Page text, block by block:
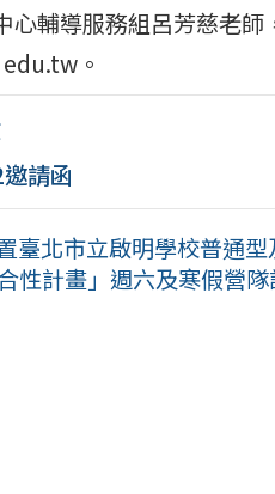
心輔導服務組呂芳慈老
。
請函
臺北市立啟明學校普通型
性計畫」週六及寒假營隊